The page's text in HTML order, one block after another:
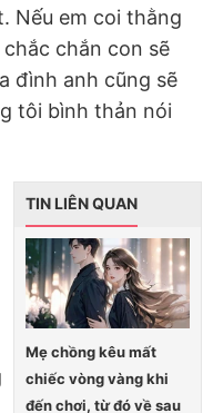
Nếu em coi thằng
chắn con sẽ
đình anh cũng sẽ
tôi bình thản nói
TIN LIÊN QUAN
Mẹ chồng kêu mất
chiếc vòng vàng khi
đến chơi, từ đó về sau